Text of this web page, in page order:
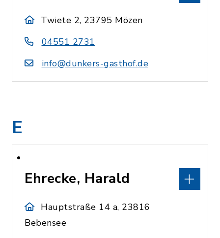
Twiete 2, 23795 Mözen
04551 2731
info@dunkers-gasthof.de
E
Ehrecke, Harald
Hauptstraße 14 a, 23816
Bebensee